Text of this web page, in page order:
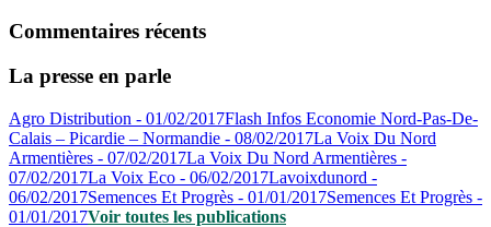
Commentaires récents
La presse en parle
Agro Distribution - 01/02/2017Flash Infos Economie Nord-Pas-De-
Calais – Picardie – Normandie - 08/02/2017La Voix Du Nord
Armentières - 07/02/2017La Voix Du Nord Armentières -
07/02/2017La Voix Eco - 06/02/2017Lavoixdunord -
06/02/2017Semences Et Progrès - 01/01/2017Semences Et Progrès -
01/01/2017Voir toutes les publications